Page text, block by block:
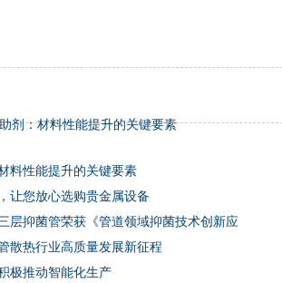
剂：材料性能提升的关键要素
料性能提升的关键要素
让您放心选购贵金属设备
层抑菌管荣获《管道领域抑菌技术创新应
散热行业高质量发展新征程
极推动智能化生产